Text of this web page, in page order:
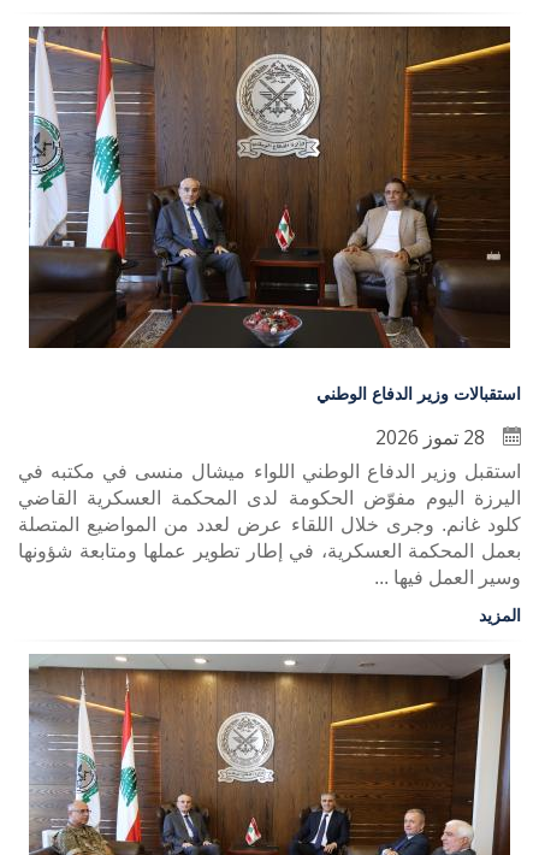
استقبالات وزير الدفاع الوطني
استقبل وزير الدفاع الوطني اللواء ميشال منسى في مكتبه في
اليرزة اليوم مفوّض الحكومة لدى المحكمة العسكرية القاضي
كلود غانم. وجرى خلال اللقاء عرض لعدد من المواضيع المتصلة
بعمل المحكمة العسكرية، في إطار تطوير عملها ومتابعة شؤونها
وسير العمل فيها ...
المزيد